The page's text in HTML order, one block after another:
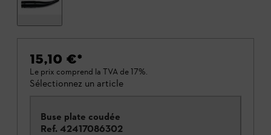
15,10 €*
Le prix comprend la TVA de 17%.
Sélectionnez un article
Buse plate coudée
Ref. 42417086302